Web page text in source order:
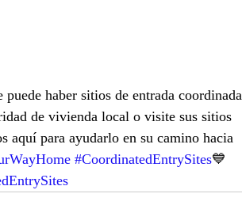
haber sitios de entrada coordinada
de vivienda local o visite sus sitios
aquí para ayudarlo en su camino hacia
#CoordinatedEntrySites💙